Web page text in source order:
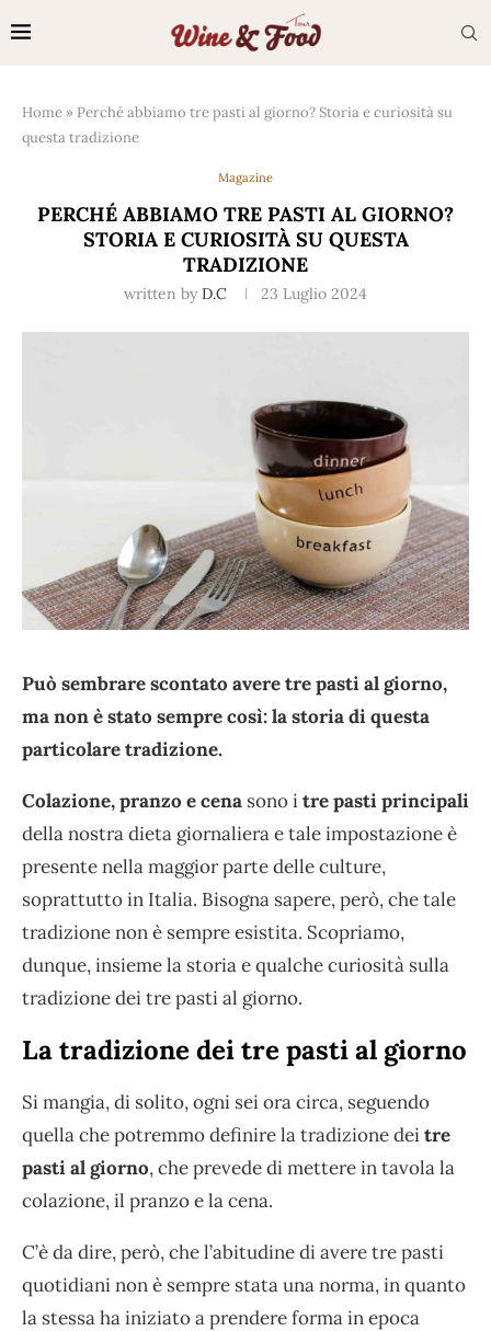
Home » Perché abbiamo tre pasti al giorno? Storia e curiosità su
questa tradizione
Magazine
PERCHÉ ABBIAMO TRE PASTI AL GIORNO?
STORIA E CURIOSITÀ SU QUESTA
TRADIZIONE
written by D.C 23 Luglio 2024
Può sembrare scontato avere tre pasti al giorno,
ma non è stato sempre così: la storia di questa
particolare tradizione.
Colazione, pranzo e cena sono itre pasti principali
della nostra dieta giornaliera e tale impostazione è
presente nella maggior parte delle culture,
soprattutto in Italia. Bisogna sapere, però, che tale
tradizione non è sempre esistita. Scopriamo,
dunque, insieme la storia e qualche curiosità sulla
tradizione dei tre pasti al giorno.
La tradizione dei tre pasti al giorno
Si mangia, di solito, ogni sei ora circa, seguendo
quella che potremmo definire la tradizione deitre
pasti al giorno, che prevede di mettere in tavola la
colazione, il pranzo e la cena.
C’è da dire, però, che l’abitudine di avere tre pasti
quotidiani non è sempre stata una norma, in quanto
la stessa ha iniziato a prendere forma in epoca